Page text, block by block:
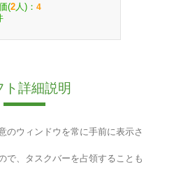
(2 人)： 4
ト詳細説明
のウィンドウを常に手前に表示さ
で、タスクバーを占領することも